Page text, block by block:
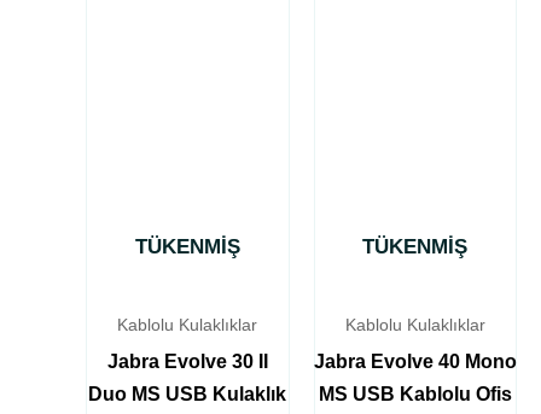
TÜKENMIŞ
Kablolu Kulaklıklar
Jabra Evolve 30 II
Duo MS USB Kulaklık
TÜKENMIŞ
Kablolu Kulaklıklar
Jabra Evolve 40 Mono
MS USB Kablolu Ofis